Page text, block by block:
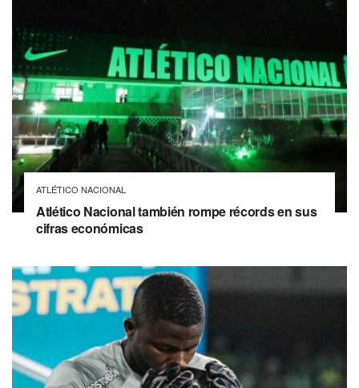
ATLÉTICO NACIONAL
Atlético Nacional también rompe récords en sus
cifras económicas